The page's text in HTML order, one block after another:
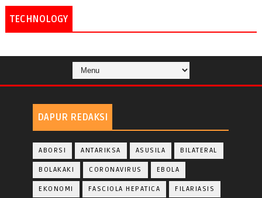
TECHNOLOGY
DAPUR REDAKSI
ABORSI ANTARIKSA ASUSILA BILATERAL
BOLAKAKI CORONAVIRUS EBOLA
EKONOMI FASCIOLA HEPATICA FILARIASIS